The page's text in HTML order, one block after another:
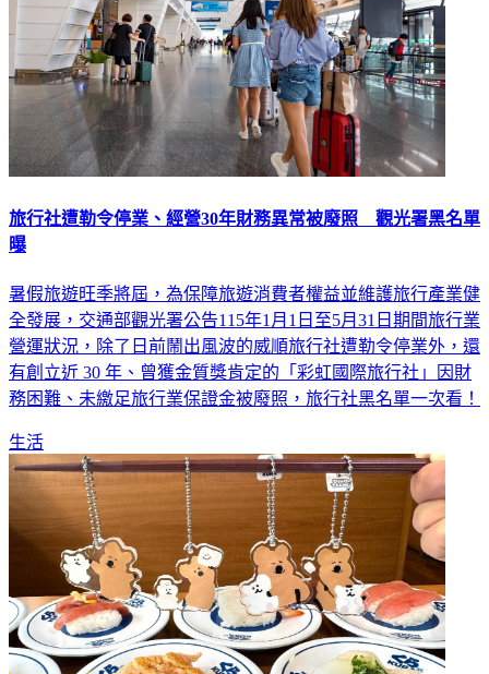
旅行社遭勒令停業、經營30年財務異常被廢照 觀光署黑名單
曝
暑假旅遊旺季將屆，為保障旅遊消費者權益並維護旅行產業健
全發展，交通部觀光署公告115年1月1日至5月31日期間旅行業
營運狀況，除了日前鬧出風波的威順旅行社遭勒令停業外，還
有創立近 30 年、曾獲金質獎肯定的「彩虹國際旅行社」因財
務困難、未繳足旅行業保證金被廢照，旅行社黑名單一次看！
生活